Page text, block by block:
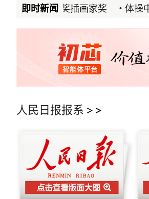
即时新闻
安徒生奖插画家奖 体操中心
人民日报报系